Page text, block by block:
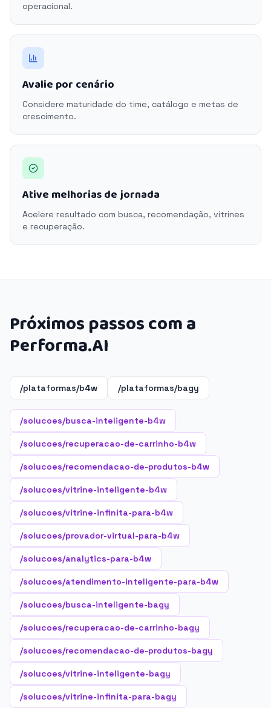
operacional.
Avalie por cenário
Considere maturidade do time, catálogo e metas de
crescimento.
Ative melhorias de jornada
Acelere resultado com busca, recomendação, vitrines
e recuperação.
Próximos passos com a
Performa.AI
/plataformas/b4w /plataformas/bagy
/solucoes/busca-inteligente-b4w
/solucoes/recuperacao-de-carrinho-b4w
/solucoes/recomendacao-de-produtos-b4w
/solucoes/vitrine-inteligente-b4w
/solucoes/vitrine-infinita-para-b4w
/solucoes/provador-virtual-para-b4w
/solucoes/analytics-para-b4w
/solucoes/atendimento-inteligente-para-b4w
/solucoes/busca-inteligente-bagy
/solucoes/recuperacao-de-carrinho-bagy
/solucoes/recomendacao-de-produtos-bagy
/solucoes/vitrine-inteligente-bagy
/solucoes/vitrine-infinita-para-bagy